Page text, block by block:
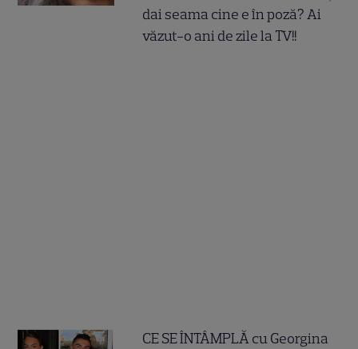
dai seama cine e în poză? Ai
văzut-o ani de zile la TV!!
CE SE ÎNTÂMPLĂ cu Georgina